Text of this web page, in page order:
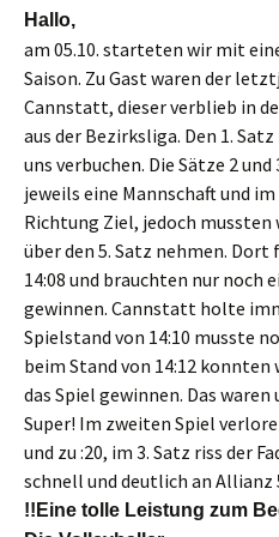
Hallo,
am 05.10. starteten wir mit
Saison. Zu Gast waren der
Cannstatt, dieser verblieb in
aus der Bezirksliga. Den 1.
uns verbuchen. Die Sätze 2
jeweils eine Mannschaft und
Richtung Ziel, jedoch mussten
über den 5. Satz nehmen.
14:08 und brauchten nur noch
gewinnen. Cannstatt holte
Spielstand von 14:10 musste
beim Stand von 14:12 konnten
das Spiel gewinnen. Das
Super! Im zweiten Spiel
und zu :20, im 3. Satz riss der
schnell und deutlich an Allianz
!!Eine tolle Leistung zum